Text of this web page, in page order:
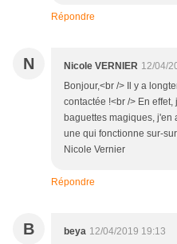
Répondre
N Nicole VERNIER 12/04/
Bonjour,<br /> Il y a
contactée !<br /> En
baguettes magiques, j'en
une qui fonctionne sur-
Nicole Vernier
Répondre
B beya 12/04/2019 19:13